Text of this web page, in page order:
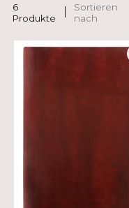
6
Produkte
Sortieren
nach